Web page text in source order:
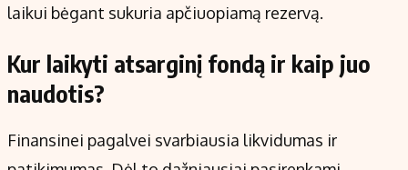
laikui bėgant sukuria apčiuopiamą rezervą.
Kur laikyti atsarginį fondą ir kaip juo
naudotis?
Finansinei pagalvei svarbiausia likvidumas ir